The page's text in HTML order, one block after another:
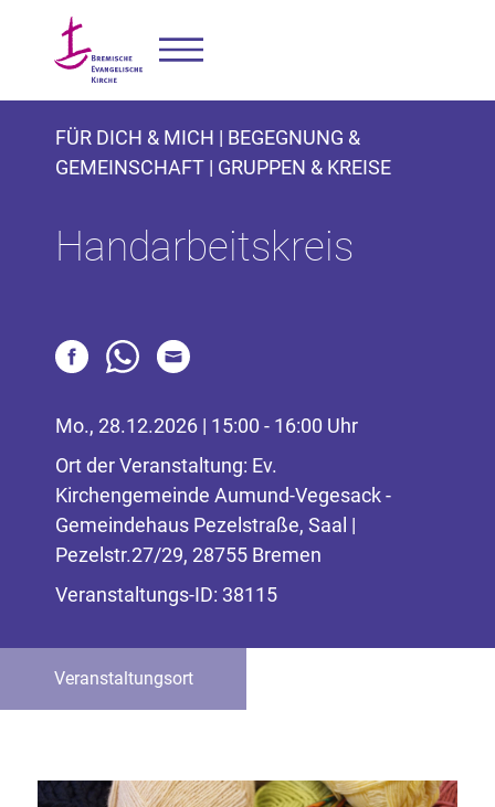
FÜR DICH & MICH | BEGEGNUNG &
GEMEINSCHAFT | GRUPPEN & KREISE
Handarbeitskreis
Mo., 28.12.2026 | 15:00 - 16:00 Uhr
Ort der Veranstaltung: Ev.
Kirchengemeinde Aumund-Vegesack -
Gemeindehaus Pezelstraße, Saal |
Pezelstr.27/29, 28755 Bremen
Veranstaltungs-ID: 38115
Veranstaltungsort